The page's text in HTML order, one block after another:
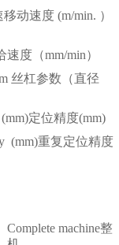
动速度 (m/min. ）
速度（mm/min）
丝杠参数（直径
定位精度(mm)
(mm)重复定位精度
Complete machine整